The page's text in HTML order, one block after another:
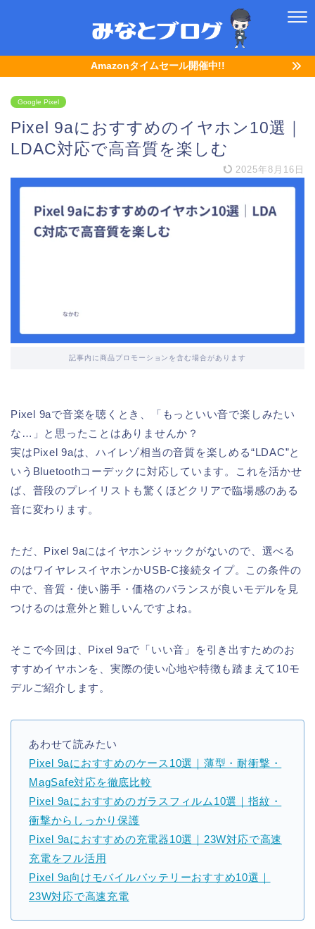
Amazonタイムセール開催中!!
Google Pixel
Pixel 9aにおすすめのイヤホン10選｜
LDAC対応で高音質を楽しむ
2025年8月16日
記事内に商品プロモーションを含む場合があります
Pixel 9aで音楽を聴くとき、「もっといい音で楽しみたい
な…」と思ったことはありませんか？
実はPixel 9aは、ハイレゾ相当の音質を楽しめる“LDAC”と
いうBluetoothコーデックに対応しています。これを活かせ
ば、普段のプレイリストも驚くほどクリアで臨場感のある
音に変わります。
ただ、Pixel 9aにはイヤホンジャックがないので、選べる
のはワイヤレスイヤホンかUSB-C接続タイプ。この条件の
中で、音質・使い勝手・価格のバランスが良いモデルを見
つけるのは意外と難しいんですよね。
そこで今回は、Pixel 9aで「いい音」を引き出すためのお
すすめイヤホンを、実際の使い心地や特徴も踏まえて10モ
デルご紹介します。
あわせて読みたい
Pixel 9aにおすすめのケース10選｜薄型・耐衝撃・
MagSafe対応を徹底比較
Pixel 9aにおすすめのガラスフィルム10選｜指紋・
衝撃からしっかり保護
Pixel 9aにおすすめの充電器10選｜23W対応で高速
充電をフル活用
Pixel 9a向けモバイルバッテリーおすすめ10選｜
23W対応で高速充電